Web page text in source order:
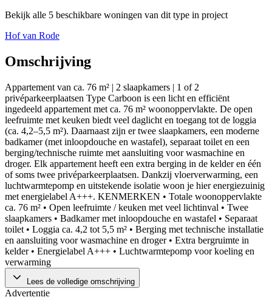
Bekijk alle 5 beschikbare woningen van dit type in project
Hof van Rode
Omschrijving
Appartement van ca. 76 m² | 2 slaapkamers | 1 of 2
privéparkeerplaatsen Type Carboon is een licht en efficiënt
ingedeeld appartement met ca. 76 m² woonoppervlakte. De open
leefruimte met keuken biedt veel daglicht en toegang tot de loggia
(ca. 4,2–5,5 m²). Daarnaast zijn er twee slaapkamers, een moderne
badkamer (met inloopdouche en wastafel), separaat toilet en een
berging/technische ruimte met aansluiting voor wasmachine en
droger. Elk appartement heeft een extra berging in de kelder en één
of soms twee privéparkeerplaatsen. Dankzij vloerverwarming, een
luchtwarmtepomp en uitstekende isolatie woon je hier energiezuinig
met energielabel A+++. KENMERKEN • Totale woonoppervlakte
ca. 76 m² • Open leefruimte / keuken met veel lichtinval • Twee
slaapkamers • Badkamer met inloopdouche en wastafel • Separaat
toilet • Loggia ca. 4,2 tot 5,5 m² • Berging met technische installatie
en aansluiting voor wasmachine en droger • Extra bergruimte in
kelder • Energielabel A+++ • Luchtwarmtepomp voor koeling en
verwarming
Lees de volledige omschrijving
Advertentie